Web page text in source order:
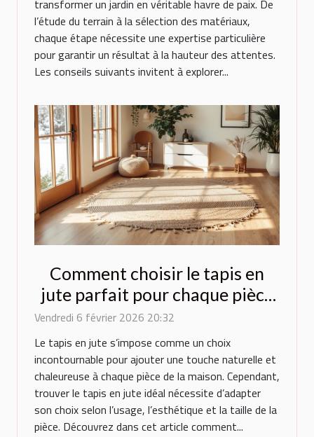
transformer un jardin en véritable havre de paix. De
l’étude du terrain à la sélection des matériaux,
chaque étape nécessite une expertise particulière
pour garantir un résultat à la hauteur des attentes.
Les conseils suivants invitent à explorer...
Comment choisir le tapis en
jute parfait pour chaque pièce
de la maison ?
Vendredi 6 février 2026 20:32
Le tapis en jute s’impose comme un choix
incontournable pour ajouter une touche naturelle et
chaleureuse à chaque pièce de la maison. Cependant,
trouver le tapis en jute idéal nécessite d’adapter
son choix selon l’usage, l’esthétique et la taille de la
pièce. Découvrez dans cet article comment...